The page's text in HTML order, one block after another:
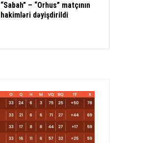
“Sabah” – “Orhus” matçının
hakimləri dəyişdirildi